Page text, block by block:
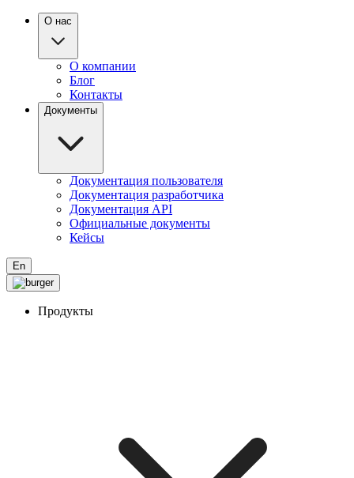
О нас
О компании
Блог
Контакты
Документы
Документация пользователя
Документация разработчика
Документация API
Официальные документы
Кейсы
En
Продукты